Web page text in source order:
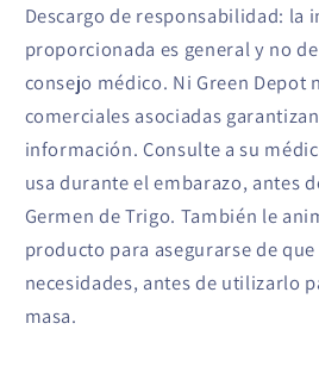
Descargo de responsabilidad: la
proporcionada es general y no
consejo médico. Ni Green Depot
comerciales asociadas
información. Consulte a su
usa durante el embarazo, antes
Germen de Trigo. También le
producto para asegurarse de
necesidades, antes de utilizarlo
masa.